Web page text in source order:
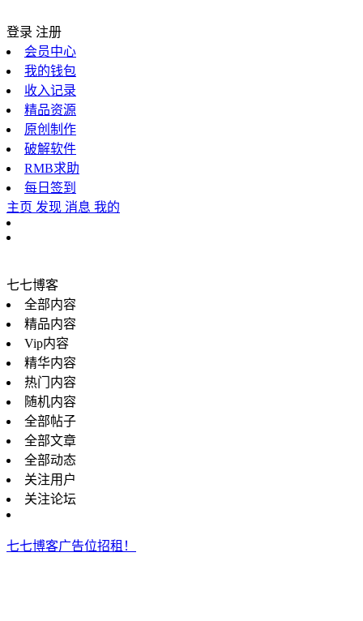
登录 注册
会员中心
我的钱包
收入记录
精品资源
原创制作
破解软件
RMB求助
每日签到
主页 发现 消息 我的
七七博客
全部内容
精品内容
Vip内容
精华内容
热门内容
随机内容
全部帖子
全部文章
全部动态
关注用户
关注论坛
七七博客广告位招租！